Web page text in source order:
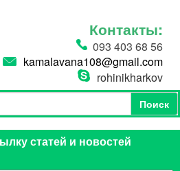
Контакты:
093 403 68 56
kamalavana108@gmail.com
rohinikharkov
Поиск
Поиск
статей и новостей